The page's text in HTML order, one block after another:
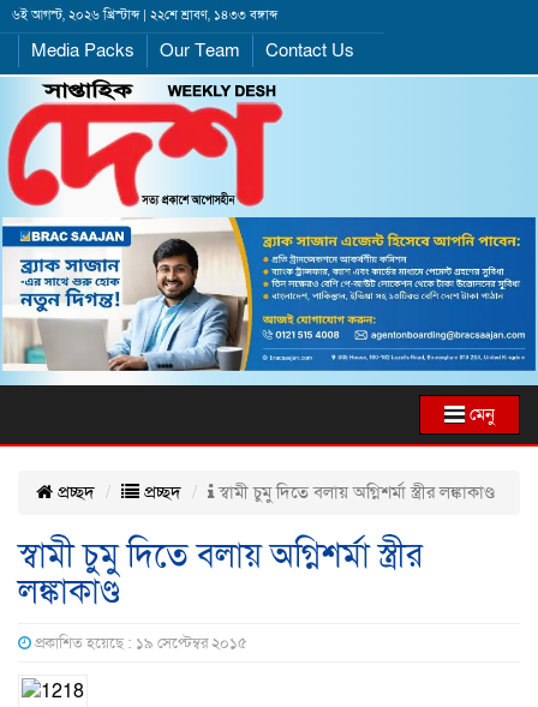
৬ই আগস্ট, ২০২৬ খ্রিস্টাব্দ | ২২শে শ্রাবণ, ১৪৩৩ বঙ্গাব্দ
Media Packs Our Team Contact Us
মেনু
প্রচ্ছদ প্রচ্ছদ স্বামী চুমু দিতে বলায় অগ্নিশর্মা স্ত্রীর লঙ্কাকাণ্ড
স্বামী চুমু দিতে বলায় অগ্নিশর্মা স্ত্রীর
লঙ্কাকাণ্ড
প্রকাশিত হয়েছে : ১৯ সেপ্টেম্বর ২০১৫